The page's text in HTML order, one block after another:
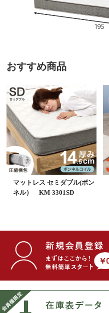
おすすめ商品
マットレス セミダブル(ボン
ネル） KM-3301SD